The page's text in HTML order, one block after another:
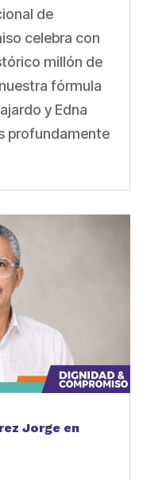
de
celebra con
millón de
fórmula
y Edna
profundamente
Jorge en